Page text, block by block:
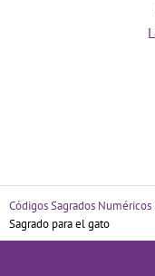
Códigos Sagrados Numéricos
Sagrado para el gato